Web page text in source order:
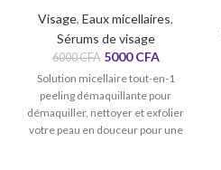
Visage, Eaux micellaires,
Sérums de visage
6000CFA 5000CFA
Solution micellaire tout-en-1
peeling démaquillante pour
démaquiller, nettoyer et exfolier
votre peau en douceur pour une